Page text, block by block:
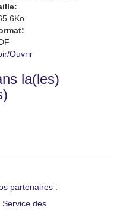
Ouvrir
la(les)
partenaires :
Service des